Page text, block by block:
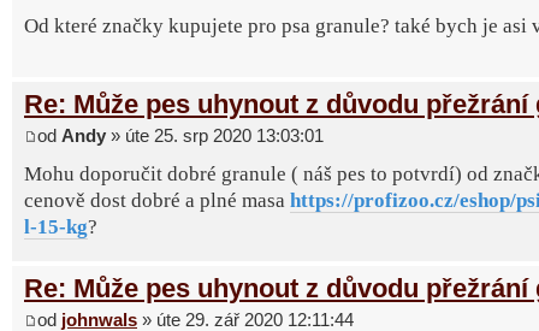
Od které značky kupujete pro psa granule? také bych je asi
Re: Může pes uhynout z důvodu přežrání
od Andy » úte 25. srp 2020 13:03:01
Mohu doporučit dobré granule ( náš pes to potvrdí) od
cenově dost dobré a plné masa https://profizoo.cz/eshop/
l-15-kg?
Re: Může pes uhynout z důvodu přežrání
od johnwals » úte 29. zář 2020 12:11:44